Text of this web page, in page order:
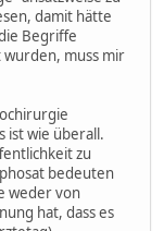
damit hätte
Begriffe
muss mir
ist wie überall.
zu
bedeuten
weder von
hat, dass es